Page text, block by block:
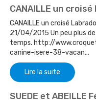
CANAILLE un
CANAILLE un croisé
21/04/2015 Un peu plus
temps. http://
canine-isere-38-vacan...
Lire la suite
SUEDE et ABEILLE